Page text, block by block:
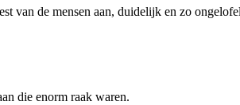
van de mensen aan, duidelijk en zo
die enorm raak waren.